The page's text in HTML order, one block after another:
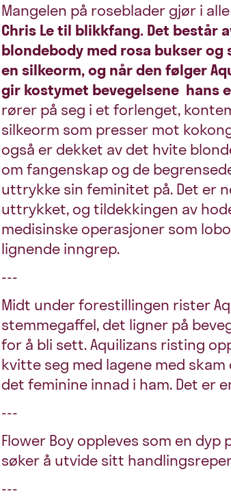
Mangelen på roseblader gjør i
Chris Le til blikkfang. Det består
blondebody med rosa bukser
en silkeorm, og når den følger
gir kostymet bevegelsene hans
rører på seg i et forlenget,
silkeorm som presser mot
også er dekket av det hvite
om fangenskap og de
uttrykke sin feminitet på. Det er
uttrykket, og tildekkingen av
medisinske operasjoner som
lignende inngrep.
---
Midt under forestillingen rister
stemmegaffel, det ligner på
for å bli sett. Aquilizans risting
kvitte seg med lagene med
det feminine innad i ham. Det er
---
Flower Boy oppleves som en
søker å utvide sitt
---